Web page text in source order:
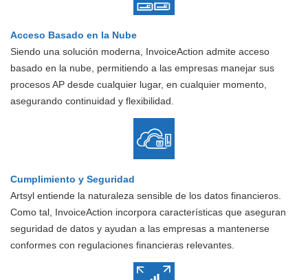
Acceso Basado en la Nube
Siendo una solución moderna, InvoiceAction admite acceso
basado en la nube, permitiendo a las empresas manejar sus
procesos AP desde cualquier lugar, en cualquier momento,
asegurando continuidad y flexibilidad.
Cumplimiento y Seguridad
Artsyl entiende la naturaleza sensible de los datos financieros.
Como tal, InvoiceAction incorpora características que aseguran
seguridad de datos y ayudan a las empresas a mantenerse
conformes con regulaciones financieras relevantes.